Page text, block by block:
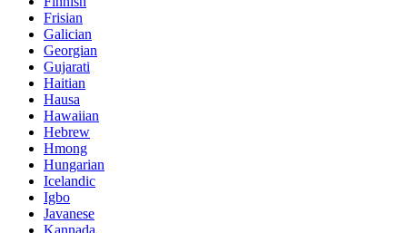
Frisian
Galician
Georgian
Gujarati
Haitian
Hausa
Hawaiian
Hebrew
Hmong
Hungarian
Icelandic
Igbo
Javanese
Kannada